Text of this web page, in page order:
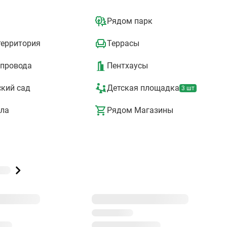
районе с развитой инфраструктурой. Вблизи комплекса
«Воробьевы горы» и парк Олимпийской деревни На
— премиальные лобби,
Застройки микрорайонов». Проект Will Towers неоднократно
1» на конкурсе «Рекорды рынка недвижимости».
Рядом парк
Террасы
Пентхаусы
сад Детская площадка 3 шт
Рядом Магазины